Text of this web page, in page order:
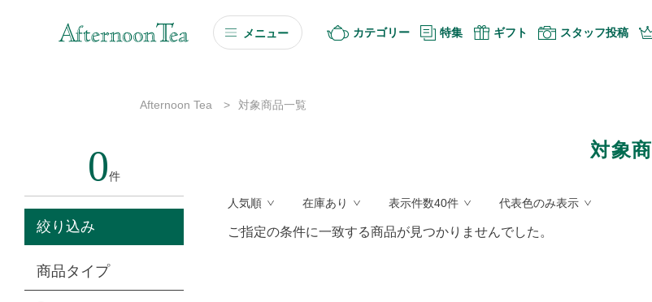
メニュー
ソーシャルギフト
カタログギフト
カテゴリー 特集 ギフト スタッフ投稿
Afternoon Tea > 対象商品一覧
0件
絞り込み
商品タイプ
対象
人気順 在庫あり 表示件数40件 代表色のみ表示
ご指定の条件に一致する商品が見つかりませんでした。